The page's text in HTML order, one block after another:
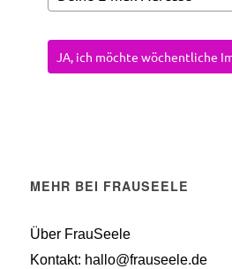
JA, ich möchte wöchentliche
MEHR BEI FRAUSEELE
Über FrauSeele
Kontakt: hallo@frauseele.de